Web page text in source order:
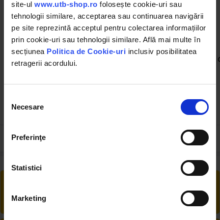
site-ul www.utb-shop.ro folosește cookie-uri sau
tehnologii similare, acceptarea sau continuarea navigării
pe site reprezintă acceptul pentru colectarea informațiilor
prin cookie-uri sau tehnologii similare. Află mai multe în
secțiunea Politica de Cookie-uri inclusiv posibilitatea
retragerii acordului.
consimțământului
Necesare
Preferinţe
Statistici
Marketing
DISBZ34
Tampon cuplaj pompa
hidraulica H14 1/2
1.40 RON
BK83001
Ai posibilitate de retur în 30 zile, comandă
produsele de care ai nevoie fără griji